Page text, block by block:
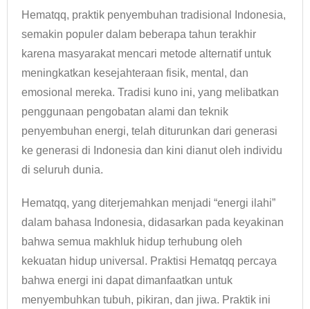
Hematqq, praktik penyembuhan tradisional Indonesia,
semakin populer dalam beberapa tahun terakhir
karena masyarakat mencari metode alternatif untuk
meningkatkan kesejahteraan fisik, mental, dan
emosional mereka. Tradisi kuno ini, yang melibatkan
penggunaan pengobatan alami dan teknik
penyembuhan energi, telah diturunkan dari generasi
ke generasi di Indonesia dan kini dianut oleh individu
di seluruh dunia.
Hematqq, yang diterjemahkan menjadi “energi ilahi”
dalam bahasa Indonesia, didasarkan pada keyakinan
bahwa semua makhluk hidup terhubung oleh
kekuatan hidup universal. Praktisi Hematqq percaya
bahwa energi ini dapat dimanfaatkan untuk
menyembuhkan tubuh, pikiran, dan jiwa. Praktik ini